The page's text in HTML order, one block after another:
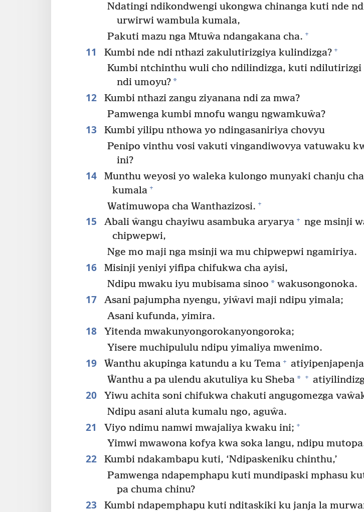
Ndatingi ndikondwengi ukongwa chinanga kuti nde
urwirwi wambula kumala,
Pakuti mazu nga Mtuŵa ndangakana cha. +
11 Kumbi nde ndi nthazi zakulutirizgiya kulindizga? +
Kumbi ntchinthu wuli cho ndilindizga, kuti ndilutirizgi
ndi umoyu?*
12
Kumbi nthazi zangu ziyanana ndi za mwa?
Pamwenga kumbi mnofu wangu ngwamkuŵa?
13
Kumbi yilipu nthowa yo ndingasaniriya chovyu
Penipo vinthu vosi vakuti vingandiwovya vatuwaku
ini?
14
Munthu weyosi yo waleka kulongo munyaki chanju
kumala +
Watimuwopa cha Wanthazizosi. +
15 Abali ŵangu chayiwu asambuka aryarya + nge msinji
chipwepwi,
Nge mo maji nga msinji wa mu chipwepwi ngamiriya.
16
Misinji yeniyi yifipa chifukwa cha ayisi,
Ndipu mwaku iyu mubisama sinoo * wakusongonoka.
17
Asani pajumpha nyengu, yiŵavi maji ndipu yimala;
Asani kufunda, yimira.
18
Yitenda mwakunyongorokanyongoroka;
Yisere muchipululu ndipu yimaliya mwenimo.
19 Ŵanthu akupinga katundu a ku Tema +
Ŵanthu a pa ulendu akutuliya ku Sheba* +
20
Yiwu achita soni chifukwa chakuti angugomezga
Ndipu asani aluta kumalu ngo, aguŵa.
21 Viyo ndimu namwi mwajaliya kwaku ini; +
Yimwi mwawona kofya kwa soka langu, ndipu
22
Kumbi ndakambapu kuti, ‘Ndipaskeniku chinthu,’
Pamwenga ndapemphapu kuti mundipaski mphasu
pa chuma chinu?
23
Kumbi ndapemphapu kuti nditaskiki ku janja la